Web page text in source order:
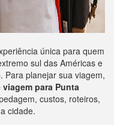
única para quem
sul das Américas e
Para planejar sua viagem,
para Punta
custos, roteiros,
cidade.